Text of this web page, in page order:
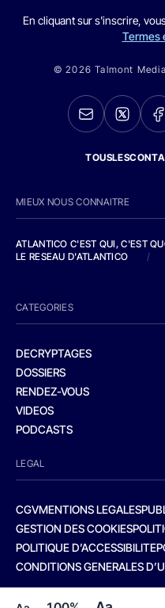
En cliquant sur s'inscrire,
Termes
© 2026 Talmont
MIEUX NOUS CONNAITRE
ATLANTICO C'EST QUI, C'EST
LE RESEAU D'ATLANTICO
/
CATEGORIES
DECRYPTAGES
DOSSIERS
RENDEZ-VOUS
VIDEOS
PODCASTS
LEGAL
CGVMENTIONS LEGALES
GESTION DES COOKIES
POLITIQUE D’ACCESSIBILITE
CONDITIONS GENERALES